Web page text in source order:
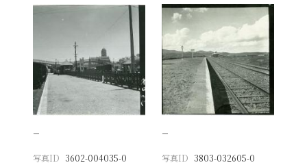
−
写真ID 3602-004035-0
−
写真ID 3803-032605-0